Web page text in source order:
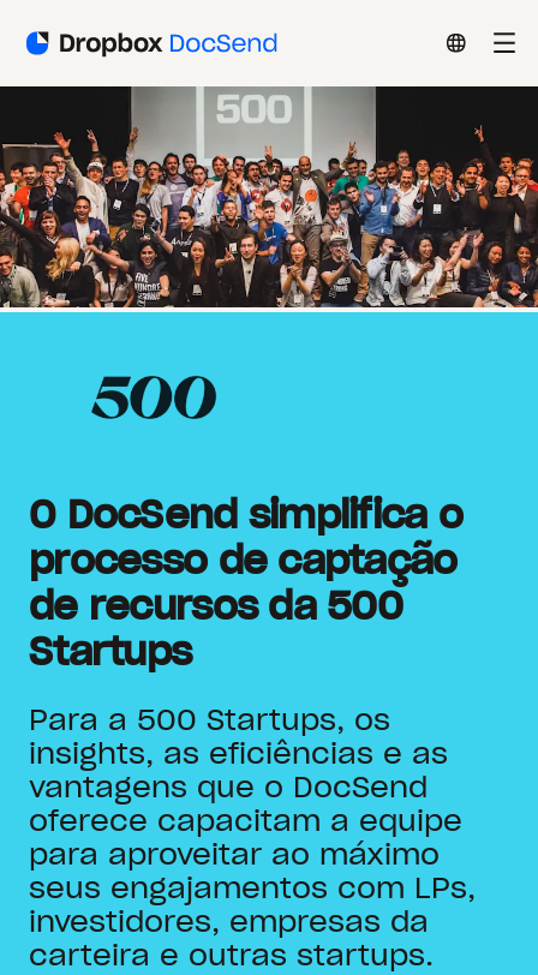
O DocSend simplifica o
processo de captação
de recursos da 500
Startups
Para a 500 Startups, os
insights, as eficiências e as
vantagens que o DocSend
oferece capacitam a equipe
para aproveitar ao máximo
seus engajamentos com LPs,
investidores, empresas da
carteira e outras startups.